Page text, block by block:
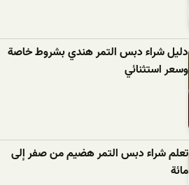
دليل شراء دبس التمر هندي بشروط خاصة
وسعر استثنائي
تعلم شراء دبس التمر هضيم من صفر إلى
مائة